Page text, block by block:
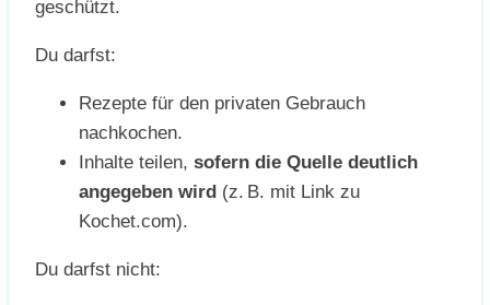
geschützt.
Du darfst:
Rezepte für den privaten Gebrauch
nachkochen.
Inhalte teilen, sofern die Quelle deutlich
angegeben wird (z. B. mit Link zu
Kochet.com).
Du darfst nicht: